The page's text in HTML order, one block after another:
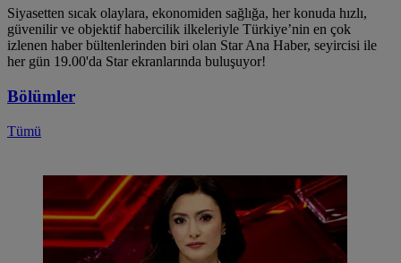
Siyasetten sıcak olaylara, ekonomiden sağlığa, her konuda hızlı,
güvenilir ve objektif habercilik ilkeleriyle Türkiye’nin en çok
izlenen haber bültenlerinden biri olan Star Ana Haber, seyircisi ile
her gün 19.00'da Star ekranlarında buluşuyor!
Bölümler
Tümü